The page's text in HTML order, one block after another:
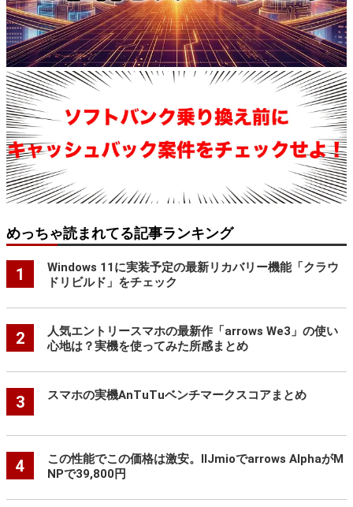
めっちゃ読まれてる記事ランキング
1
Windows 11に実装予定の最新リカバリー機能「クラウ
ドリビルド」をチェック
2
人気エントリースマホの最新作「arrows We3」の使い
心地は？実機を使ってみた所感まとめ
3 スマホの実機AnTuTuベンチマークスコアまとめ
4
この性能でこの価格は激安。IIJmioでarrows AlphaがM
NPで39,800円